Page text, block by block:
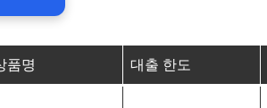
품명 대출 한도